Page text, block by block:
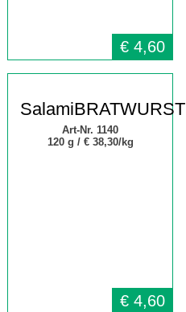
€ 4,60
SalamiBRATWURST
Art-Nr. 1140
120 g / € 38,30/kg
€ 4,60